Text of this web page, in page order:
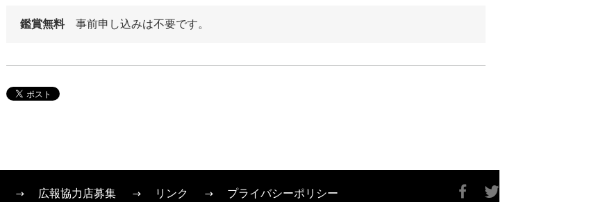
鑑賞無料事前申し込みは不要です。
広報協力店募集 リンク プライバシーポリシー